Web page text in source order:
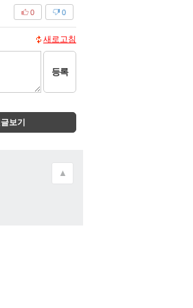
0
0
새로고침
등록
보기
▲